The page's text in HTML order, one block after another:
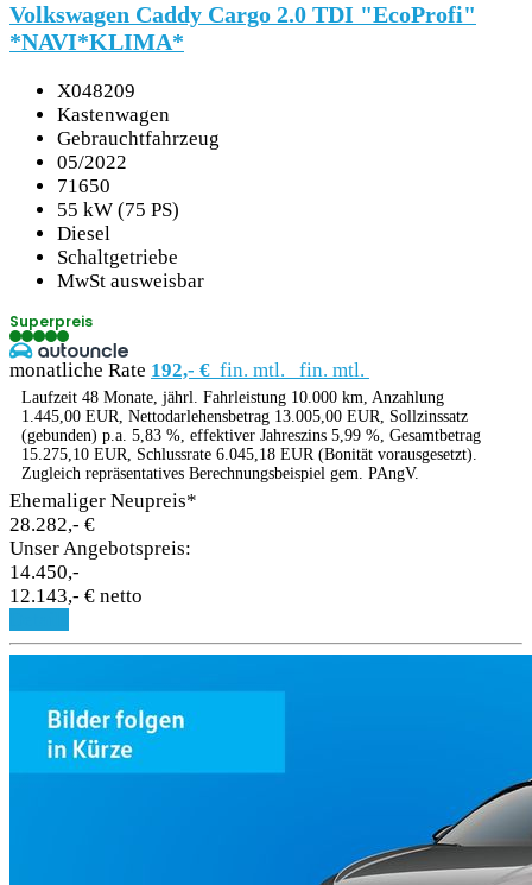
Volkswagen Caddy Cargo 2.0 TDI "EcoProfi"
*NAVI*KLIMA*
X048209
Kastenwagen
Gebrauchtfahrzeug
05/2022
71650
55 kW (75 PS)
Diesel
Schaltgetriebe
MwSt ausweisbar
Superpreis
monatliche Rate 192,- € fin. mtl. fin. mtl.
Laufzeit 48 Monate, jährl. Fahrleistung 10.000 km, Anzahlung
1.445,00 EUR, Nettodarlehensbetrag 13.005,00 EUR, Sollzinssatz
(gebunden) p.a. 5,83 %, effektiver Jahreszins 5,99 %, Gesamtbetrag
15.275,10 EUR, Schlussrate 6.045,18 EUR (Bonität vorausgesetzt).
Zugleich repräsentatives Berechnungsbeispiel gem. PAngV.
Ehemaliger Neupreis*
28.282,- €
Unser Angebotspreis:
14.450,-
12.143,- € netto